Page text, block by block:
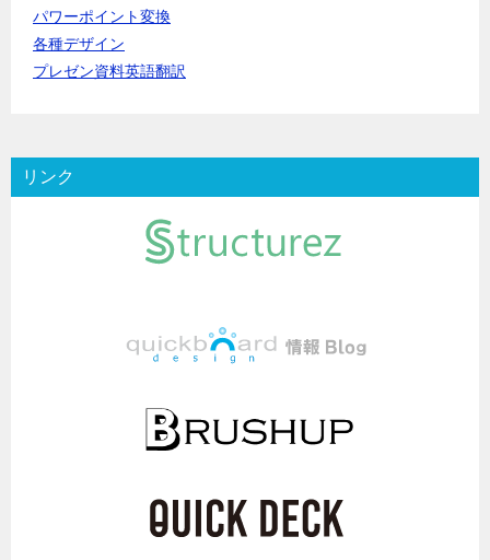
パワーポイント変換
各種デザイン
プレゼン資料英語翻訳
リンク